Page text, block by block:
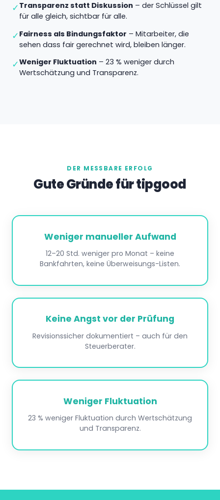
✓ Transparenz statt Diskussion – der Schlüssel gilt
für alle gleich, sichtbar für alle.
✓ Fairness als Bindungsfaktor – Mitarbeiter, die
sehen dass fair gerechnet wird, bleiben länger.
✓Weniger Fluktuation – 23 % weniger durch
Wertschätzung und Transparenz.
DER MESSBARE ERFOLG
Gute Gründe für tipgood
Weniger manueller Aufwand
12–20 Std. weniger pro Monat – keine
Bankfahrten, keine Überweisungs-Listen.
Keine Angst vor der Prüfung
Revisionssicher dokumentiert – auch für den
Steuerberater.
Weniger Fluktuation
23 % weniger Fluktuation durch Wertschätzung
und Transparenz.